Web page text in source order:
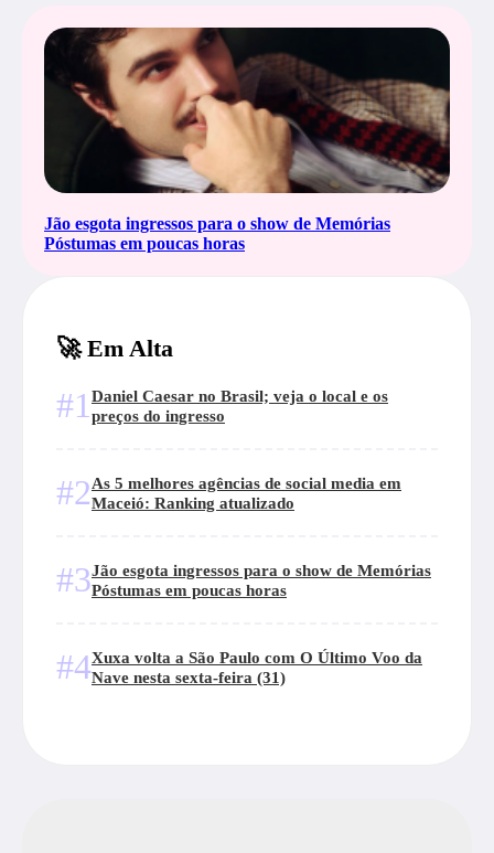
Jão esgota ingressos para o show de Memórias
Póstumas em poucas horas
🚀 Em Alta
#1Daniel Caesar no Brasil; veja o local e os
preços do ingresso
#2As 5 melhores agências de social media em
Maceió: Ranking atualizado
#3Jão esgota ingressos para o show de Memórias
Póstumas em poucas horas
#4Xuxa volta a São Paulo com O Último Voo da
Nave nesta sexta-feira (31)